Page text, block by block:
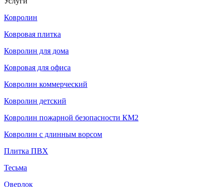
Ковролин
Ковровая плитка
Ковролин для дома
Ковровая для офиса
Ковролин коммерческий
Ковролин детский
Ковролин пожарной безопасности КМ2
Ковролин с длинным ворсом
Плитка ПВХ
Тесьма
Оверлок